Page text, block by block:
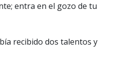
entra en el gozo de tu
recibido dos talentos y